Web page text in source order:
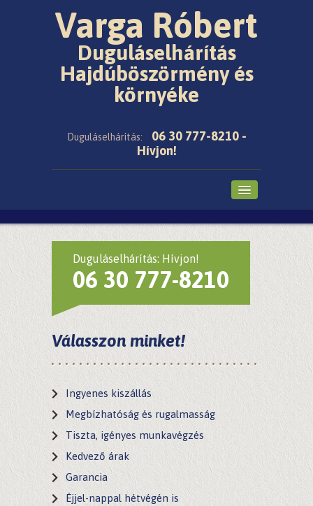
Varga Róbert
Duguláselhárítás
Hajdúböszörmény és
környéke
Duguláselhárítás:
06 30 777-8210 -
Hívjon!
Főoldal
Árak
Kapcsolat
Duguláselhárítás: Hívjon!
06 30 777-8210
Válasszon minket!
Ingyenes kiszállás
Megbízhatóság és rugalmasság
Tiszta, igényes munkavégzés
Kedvező árak
Garancia
Éjjel-nappal hétvégén is